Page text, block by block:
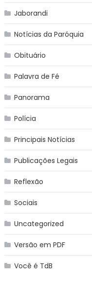
Jaborandi
Notícias da Paróquia
Obituário
Palavra de Fé
Panorama
Polícia
Principais Notícias
Publicações Legais
Reflexão
Sociais
Uncategorized
Versão em PDF
Você é TdB